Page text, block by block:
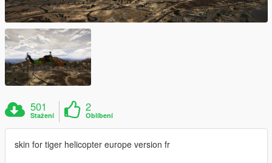
501
Stažení
2
Oblíbení
skin for tiger helicopter europe version fr